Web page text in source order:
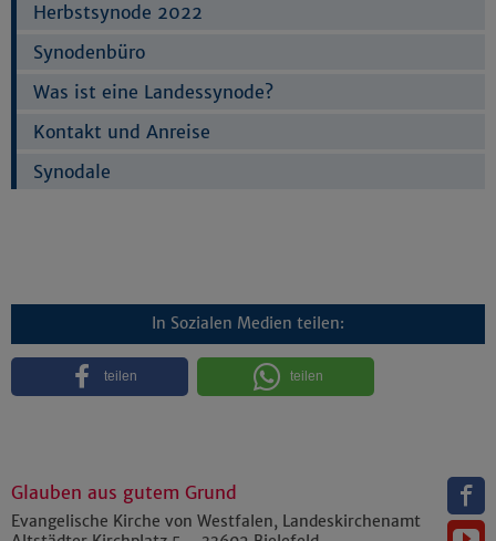
Herbstsynode 2022
Synodenbüro
Was ist eine Landessynode?
Kontakt und Anreise
Synodale
In Sozialen Medien teilen:
teilen teilen
Glauben aus gutem Grund
Evangelische Kirche von Westfalen, Landeskirchenamt